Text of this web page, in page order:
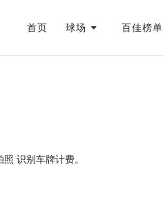
首页 球场 百佳榜单
识别车牌计费。